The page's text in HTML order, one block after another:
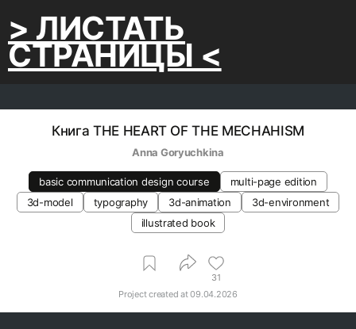
> ЛИСТАТЬ
СТРАНИЦЫ <
Книга THE HEART OF THE MECHAHISM
Anna Goryuchkina
basic communication design course
multi-page edition
3d-model
typography 3d-animation
3d-environment
illustrated book
31
Project created at09.04.2026